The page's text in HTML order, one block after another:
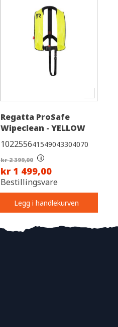
Regatta ProSafe
Wipeclean - YELLOW
102255641549043304070
kr 2 399,00 i
kr 1 499,00
Bestillingsvare
Legg i handlekurven